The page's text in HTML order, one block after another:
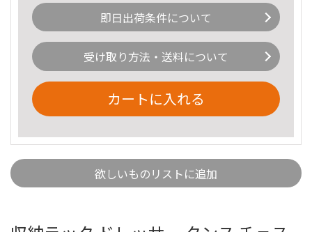
即日出荷条件について
受け取り方法・送料について
カートに入れる
欲しいものリストに追加